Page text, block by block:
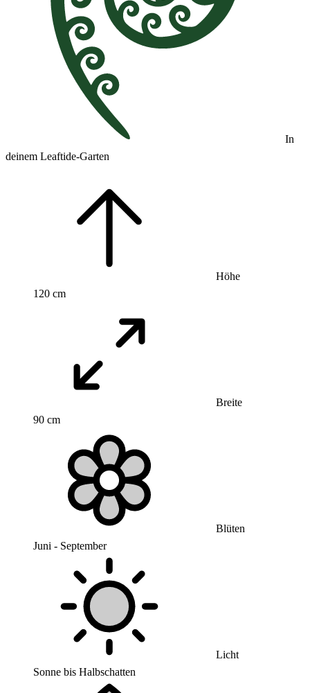
In
deinem Leaftide-Garten
Höhe
120 cm
Breite
90 cm
Blüten
Juni - September
Licht
Sonne bis Halbschatten